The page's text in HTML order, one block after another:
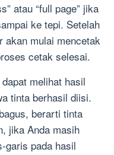
atau “full page” jika
ke tepi. Setelah
akan mulai mencetak
cetak selesai.
melihat hasil
tinta berhasil diisi.
berarti tinta
jika Anda masih
garis pada hasil